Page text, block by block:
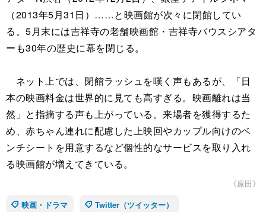
（2013年5月31日）……と映画館が次々に閉館してい
る。5月末には吉祥寺の老舗映画館・吉祥寺バウスシアタ
ーも30年の歴史に幕を閉じる。
ネット上では、閉館ラッシュを嘆く声もあるが、「日
本の映画料金は世界的に見ても高すぎる。映画離れは当
然」と指摘する声も上がっている。来場者を獲得するた
め、赤ちゃん連れに配慮した上映回やカップル向けのベ
ンチシートを用意するなど個性的なサービスを取り入れ
る映画館が増えてきている。
《原田》
映画・ドラマ
Twitter（ツイッター）